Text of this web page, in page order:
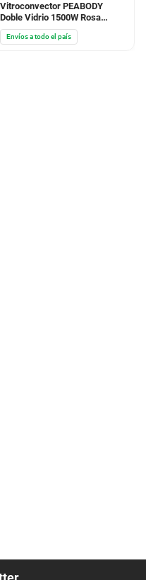
Vitroconvector PEABODY
Doble Vidrio 1500W Rosa
PEBVC15P
Envíos a todo el país